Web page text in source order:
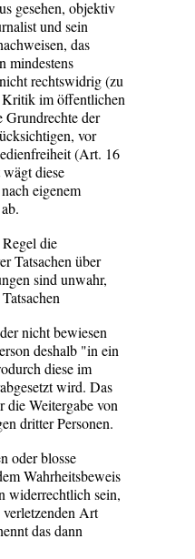
gesehen, objektiv
und sein
das
mindestens
rechtswidrig (zu
Kritik im öffentlichen
Grundrechte der
vor
(Art. 16
diese
eigenem
die
Tatsachen über
sind unwahr,
nicht bewiesen
deshalb "in ein
diese im
wird. Das
die Weitergabe von
dritter Personen.
oder blosse
Wahrheitsbeweis
widerrechtlich sein,
Art
das dann